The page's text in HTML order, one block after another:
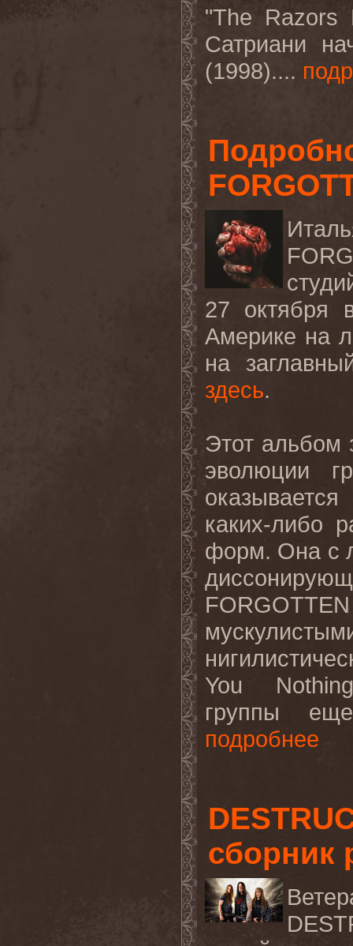
"The
Сатриани
(1998)....
27 октября
Америке на
на
здесь.
Этот альбом
эволюции
каких-либо
форм. Она с
You
Nothing
группы
подробнее
сборник